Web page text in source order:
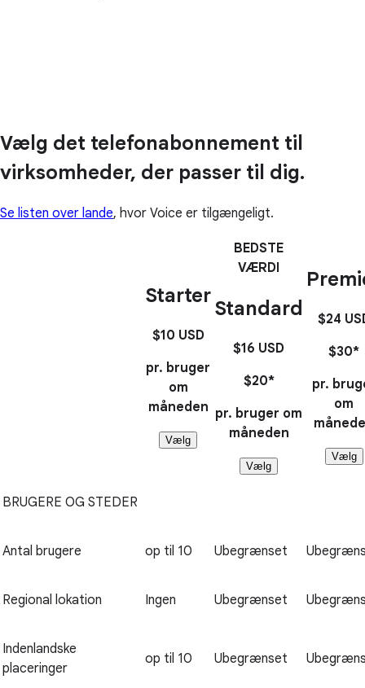
Vælg det telefonabonnement til
virksomheder, der passer til dig.
Se listen over lande, hvor Voice er tilgængeligt.
Starter
$10 USD
pr. bruger
om
måneden
Vælg
BEDSTE
VÆRDI
Standard
$16 USD
$20*
pr. bruger om
måneden
Vælg
$24
$30*
pr.
om
Vælg
BRUGERE OG STEDER
Antal brugere op til 10 Ubegrænset
Regional lokation Ingen Ubegrænset
Indenlandske
placeringer
op til 10 Ubegrænset